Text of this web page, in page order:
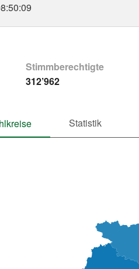
Stimmberechtigte
312’962
Statistik